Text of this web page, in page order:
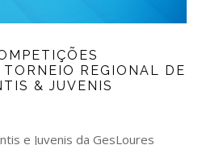
REGIONAL DE
& JUVENIS
e Juvenis da GesLoures